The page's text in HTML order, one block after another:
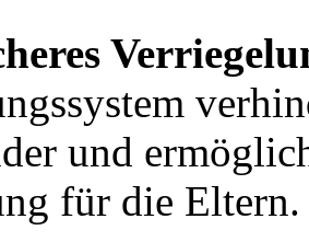
und
für die Eltern.